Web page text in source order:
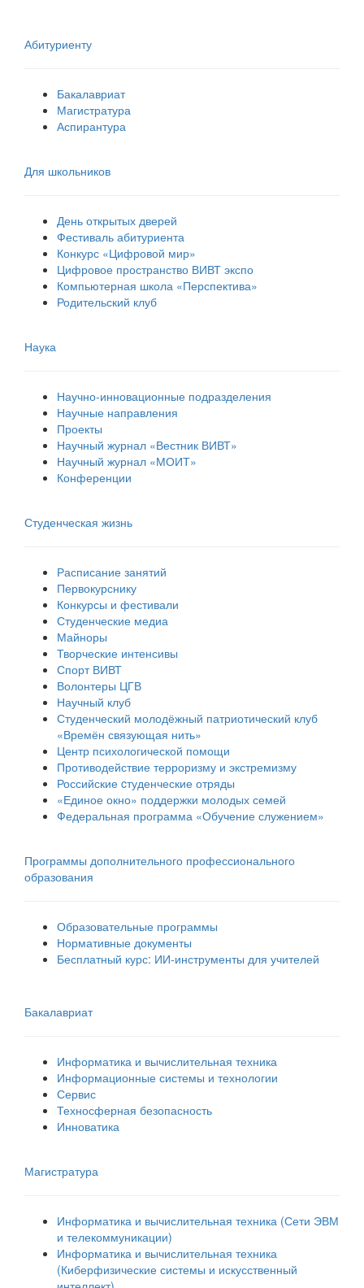
Абитуриенту
Бакалавриат
Магистратура
Аспирантура
Для школьников
День открытых дверей
Фестиваль абитуриента
Конкурс «Цифровой мир»
Цифровое пространство ВИВТ экспо
Компьютерная школа «Перспектива»
Родительский клуб
Наука
Научно-инновационные подразделения
Научные направления
Проекты
Научный журнал «Вестник ВИВТ»
Научный журнал «МОИТ»
Конференции
Студенческая жизнь
Расписание занятий
Первокурснику
Конкурсы и фестивали
Студенческие медиа
Майноры
Творческие интенсивы
Спорт ВИВТ
Волонтеры ЦГВ
Научный клуб
Студенческий молодёжный патриотический клуб
«Времён связующая нить»
Центр психологической помощи
Противодействие терроризму и экстремизму
Российские cтуденческие отряды
«Единое окно» поддержки молодых семей
Федеральная программа «Обучение служением»
Программы дополнительного профессионального
образования
Образовательные программы
Нормативные документы
Бесплатный курс: ИИ‑инструменты для учителей
Бакалавриат
Информатика и вычислительная техника
Информационные системы и технологии
Сервис
Техносферная безопасность
Инноватика
Магистратура
Информатика и вычислительная техника (Сети ЭВМ
и телекоммуникации)
Информатика и вычислительная техника
(Киберфизические системы и искусственный